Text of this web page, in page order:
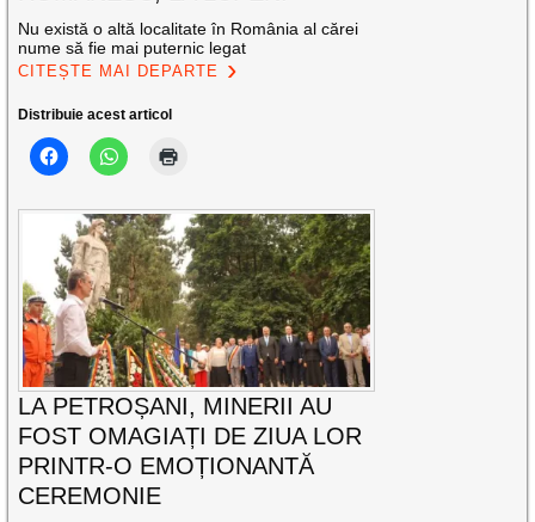
Nu există o altă localitate în România al cărei
nume să fie mai puternic legat
CITEȘTE MAI DEPARTE
Distribuie acest articol
LA PETROȘANI, MINERII AU
FOST OMAGIAȚI DE ZIUA LOR
PRINTR-O EMOȚIONANTĂ
CEREMONIE